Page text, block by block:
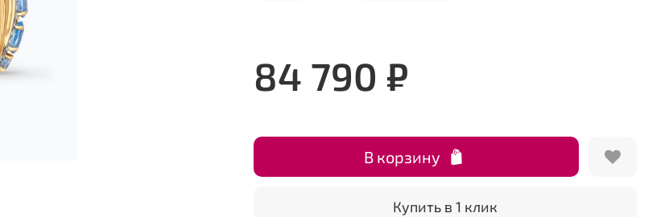
84 790 ₽
В корзину
Купить в 1 клик